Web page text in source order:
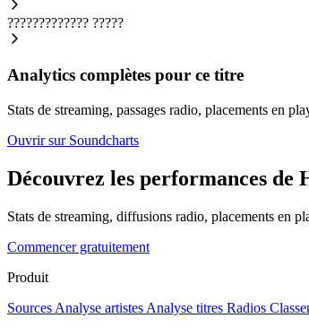
????????????? ?????
Analytics complètes pour ce titre
Stats de streaming, passages radio, placements en
Ouvrir sur Soundcharts
Découvrez les performances de
Stats de streaming, diffusions radio, placements en
Commencer gratuitement
Produit
Sources Analyse artistes Analyse titres Radios